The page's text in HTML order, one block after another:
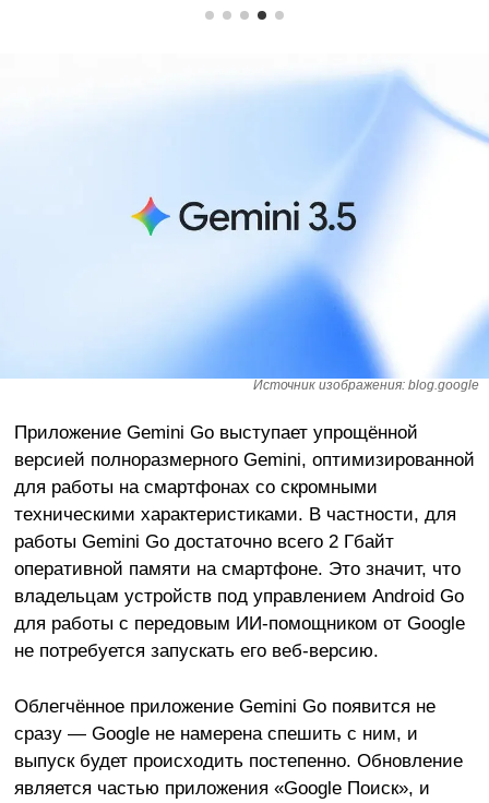
Источник изображения: blog.google
Приложение Gemini Go выступает упрощённой
версией полноразмерного Gemini, оптимизированной
для работы на смартфонах со скромными
техническими характеристиками. В частности, для
работы Gemini Go достаточно всего 2 Гбайт
оперативной памяти на смартфоне. Это значит, что
владельцам устройств под управлением Android Go
для работы с передовым ИИ-помощником от Google
не потребуется запускать его веб-версию.
Облегчённое приложение Gemini Go появится не
сразу — Google не намерена спешить с ним, и
выпуск будет происходить постепенно. Обновление
является частью приложения «Google Поиск», и